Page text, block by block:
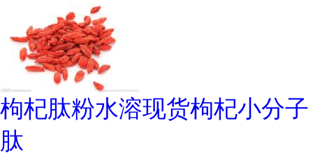
枸杞肽粉水溶现货枸杞小分子
肽